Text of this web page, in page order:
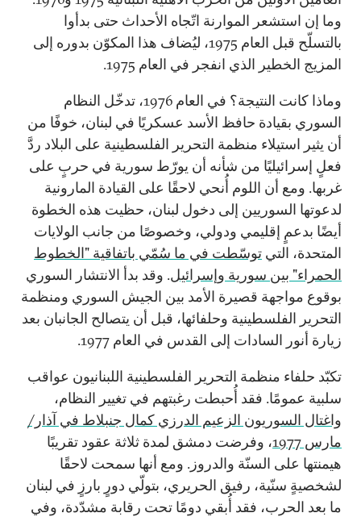
وما إن استشعر الموارنة اتّجاه الأحداث حتى بدأوا
بالتسلّح قبل العام 1975، ليُضاف هذا المكوّن بدوره إلى
المزيج الخطير الذي انفجر في العام 1975.
وماذا كانت النتيجة؟ في العام 1976، تدخّل النظام
السوري بقيادة حافظ الأسد عسكريًا في لبنان، خوفًا من
أن يثير استيلاء منظمة التحرير الفلسطينية على البلاد ردَّ
فعلٍ إسرائيليًا من شأنه أن يورّط سورية في حربٍ على
غربها. ومع أن اللوم أُنحي لاحقًا على القيادة المارونية
لدعوتها السوريين إلى دخول لبنان، حظيت هذه الخطوة
أيضًا بدعمٍ إقليمي ودولي، وخصوصًا من جانب الولايات
المتحدة، التي توسّطت في ما سُمّي باتفاقية "الخطوط
الحمراء" بين سورية وإسرائيل. وقد بدأ الانتشار السوري
بوقوع مواجهة قصيرة الأمد بين الجيش السوري ومنظمة
التحرير الفلسطينية وحلفائها، قبل أن يتصالح الجانبان بعد
زيارة أنور السادات إلى القدس في العام 1977.
تكبّد حلفاء منظمة التحرير الفلسطينية اللبنانيون عواقب
سلبية عمومًا. فقد أُحبطت رغبتهم في تغيير النظام،
واغتال السوريون الزعيم الدرزي كمال جنبلاط في آذار/
مارس 1977
، وفرضت دمشق لمدة ثلاثة عقود تقريبًا
هيمنتها على السنّة والدروز. ومع أنها سمحت لاحقًا
لشخصيةٍ سنّية، رفيق الحريري، بتولّي دورٍ بارزٍ في لبنان
ما بعد الحرب، فقد أُبقي دومًا تحت رقابة مشدّدة، وفي